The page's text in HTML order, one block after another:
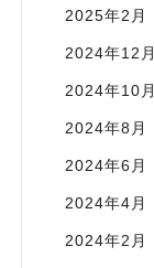
2025年2月
2024年12月
2024年10月
2024年8月
2024年6月
2024年4月
2024年2月